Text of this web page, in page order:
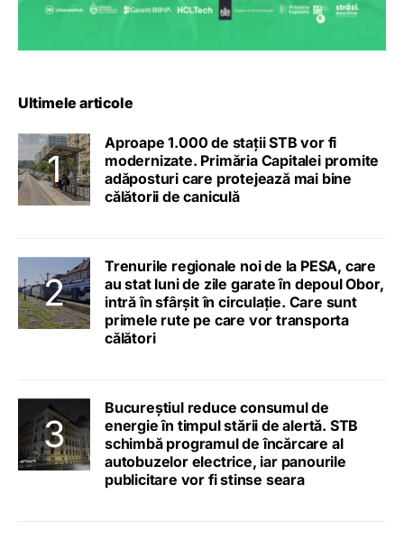
Ultimele articole
Aproape 1.000 de stații STB vor fi
modernizate. Primăria Capitalei promite
adăposturi care protejează mai bine
călătorii de caniculă
Trenurile regionale noi de la PESA, care
au stat luni de zile garate în depoul Obor,
intră în sfârșit în circulație. Care sunt
primele rute pe care vor transporta
călători
Bucureștiul reduce consumul de
energie în timpul stării de alertă. STB
schimbă programul de încărcare al
autobuzelor electrice, iar panourile
publicitare vor fi stinse seara